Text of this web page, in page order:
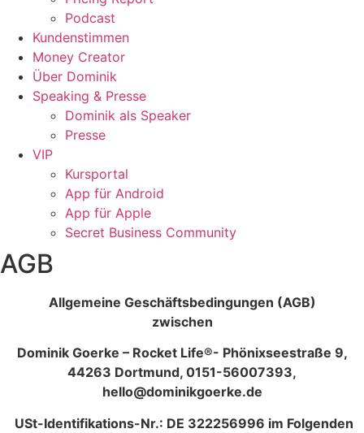
Podcast
Kundenstimmen
Money Creator
Über Dominik
Speaking & Presse
Dominik als Speaker
Presse
VIP
Kursportal
App für Android
App für Apple
Secret Business Community
AGB
Allgemeine Geschäftsbedingungen (AGB)
zwischen
Dominik Goerke – Rocket Life®- Phönixseestraße 9,
44263 Dortmund, 0151-56007393,
hello@dominikgoerke.de
USt-Identifikations-Nr.: DE 322256996 im Folgenden